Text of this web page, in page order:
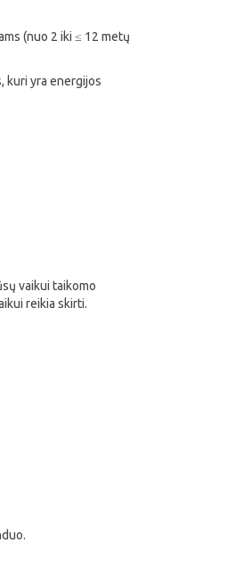
(nuo 2 iki ≤ 12 metų
yra energijos
vaikui taikomo
reikia skirti.